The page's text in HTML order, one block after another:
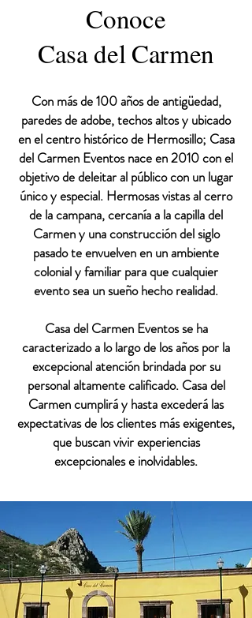
Conoce
Casa del Carmen
Con más de 100 años de antigüedad,
paredes de adobe, techos altos y ubicado
en el centro histórico de Hermosillo; Casa
del Carmen Eventos nace en 2010 con el
objetivo de deleitar al público con un lugar
único y especial. Hermosas vistas al cerro
de la campana, cercanía a la capilla del
Carmen y una construcción del siglo
pasado te envuelven en un ambiente
colonial y familiar para que cualquier
evento sea un sueño hecho realidad.
Casa del Carmen Eventos se ha
caracterizado a lo largo de los años por la
excepcional atención brindada por su
personal altamente calificado. Casa del
Carmen cumplirá y hasta excederá las
expectativas de los clientes más exigentes,
que buscan vivir experiencias
excepcionales e inolvidables.